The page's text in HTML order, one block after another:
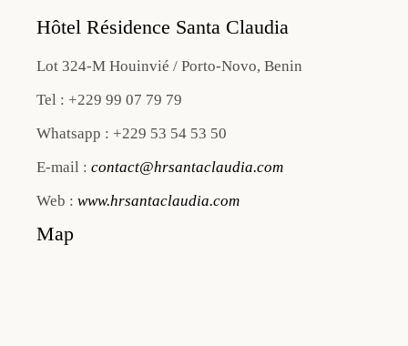
Hôtel Résidence Santa Claudia
Lot 324-M Houinvié / Porto-Novo, Benin
Tel : +229 99 07 79 79
Whatsapp : +229 53 54 53 50
E-mail :contact@hrsantaclaudia.com
Web :www.hrsantaclaudia.com
Map